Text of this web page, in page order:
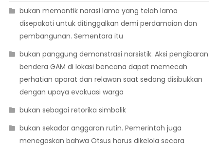
bukan memantik narasi lama yang telah lama
disepakati untuk ditinggalkan demi perdamaian dan
pembangunan. Sementara itu
bukan panggung demonstrasi narsistik. Aksi pengibaran
bendera GAM di lokasi bencana dapat memecah
perhatian aparat dan relawan saat sedang disibukkan
dengan upaya evakuasi warga
bukan sebagai retorika simbolik
bukan sekadar anggaran rutin. Pemerintah juga
menegaskan bahwa Otsus harus dikelola secara